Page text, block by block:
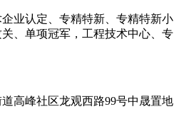
高峰社区龙观西路99号中晟置地